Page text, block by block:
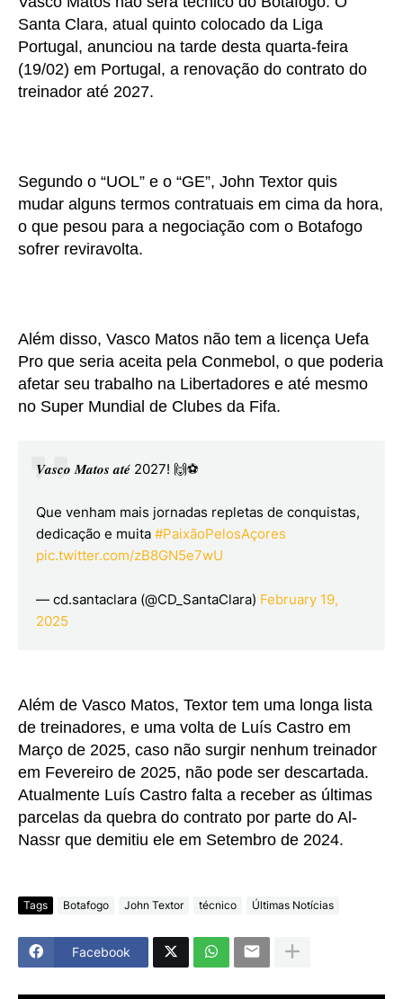
Santa Clara, atual quinto colocado da Liga
Portugal, anunciou na tarde desta quarta-feira
(19/02) em Portugal, a renovação do contrato do
treinador até 2027.
Segundo o “UOL” e o “GE”, John Textor quis
mudar alguns termos contratuais em cima da hora,
o que pesou para a negociação com o Botafogo
sofrer reviravolta.
Além disso, Vasco Matos não tem a licença Uefa
Pro que seria aceita pela Conmebol, o que poderia
afetar seu trabalho na Libertadores e até mesmo
no Super Mundial de Clubes da Fifa.
𝑽𝒂𝒔𝒄𝒐 𝑴𝒂𝒕𝒐𝒔 𝒂𝒕𝒆́ 2027! 🙌⚽
Que venham mais jornadas repletas de conquistas,
dedicação e muita #PaixãoPelosAçores
pic.twitter.com/zB8GN5e7wU
— cd.santaclara (@CD_SantaClara) February 19,
2025
Além de Vasco Matos, Textor tem uma longa lista
de treinadores, e uma volta de Luís Castro em
Março de 2025, caso não surgir nenhum treinador
em Fevereiro de 2025, não pode ser descartada.
Atualmente Luís Castro falta a receber as últimas
parcelas da quebra do contrato por parte do Al-
Nassr que demitiu ele em Setembro de 2024.
Tags Botafogo John Textor técnico Últimas Notícias
Facebook